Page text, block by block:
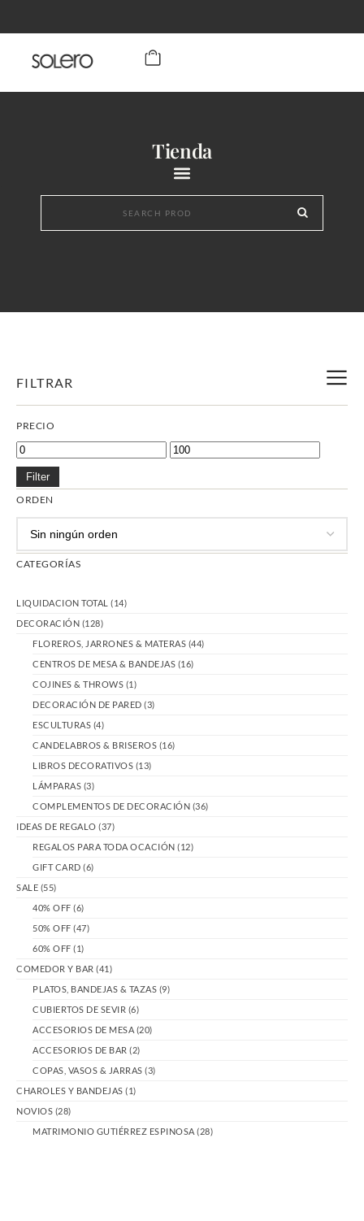
Tienda
FILTRAR
PRECIO
Filter
ORDEN
CATEGORÍAS
LIQUIDACION TOTAL (14)
DECORACIÓN (128)
FLOREROS, JARRONES & MATERAS (44)
CENTROS DE MESA & BANDEJAS (16)
COJINES & THROWS (1)
DECORACIÓN DE PARED (3)
ESCULTURAS (4)
CANDELABROS & BRISEROS (16)
LIBROS DECORATIVOS (13)
LÁMPARAS (3)
COMPLEMENTOS DE DECORACIÓN (36)
IDEAS DE REGALO (37)
REGALOS PARA TODA OCACIÓN (12)
GIFT CARD (6)
SALE (55)
40% OFF (6)
50% OFF (47)
60% OFF (1)
COMEDOR Y BAR (41)
PLATOS, BANDEJAS & TAZAS (9)
CUBIERTOS DE SEVIR (6)
ACCESORIOS DE MESA (20)
ACCESORIOS DE BAR (2)
COPAS, VASOS & JARRAS (3)
CHAROLES Y BANDEJAS (1)
NOVIOS (28)
MATRIMONIO GUTIÉRREZ ESPINOSA (28)